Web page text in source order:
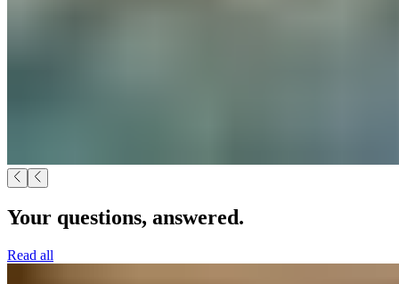
Your questions, answered.​​​​‌ ‍ ​‍​‍‌‍ ‌ ​‍‌‍‍‌‌‍‌ ‌‍‍‌‌‍ ‍​‍​‍​ ‍‍​‍​‍‌ ​ ‌‍​‌‌‍ ‍‌‍‍‌‌ ‌​‌ ‍‌​‍ ‍‌‍‍‌‌‍ ​‍​‍​‍ ​​‍​‍‌‍‍​‌ ​‍‌‍‌‌‌‍‌‍​‍​‍​ ‍‍​‍​‍‌‍‍​‌ ‌​‌ ‌​‌ ​​‌ ​ ​ ‍‍​‍ ​‍ ‌‍ ​​‍ ‌‌‍​‌‌‍ ‍‌‍‌​​‍ ‌‌ ​‍​‍ ‌‌‍‍​‌‍ ‌ ‌​‌‍‌‌‌‍ ​‌ ​ ​‍ ‌‌ ​ ‌ ‌​‌ ‌‌‌‍‌​‌‍‍‌‌‍ ​‍ ‍‌ ‌‍‌‍‌‌‌ ​‍‌‍​ ‌‍‌‌‌‍ ​​‍ ‍‌‍​‌‌ ​​‌ ​​​‍ ‌‍‍‌‌‍ ‍‌ ‌​‌‍‌‌‌‍ ‍‌ ‌​​‍ ‌‍‌‌‌‍‌​‌‍‍‌‌ ‌​​‍ ‌‍ ‌‌‍ ‌‍‌​‌‍‌‌​ ‌‌ ​​‌ ​‍‌‍‌‌‌ ​ ‌‍‌‌‌‍ ‍‌ ‌​‌‍​‌‌ ‌​‌‍‍‌‌‍ ‌‍ ‍​ ‍ ‌‍‍‌‌‍‌​​ ‌‌‍‌​​ ​​‌‍​ ​ ‍​​ ​​​ ​‌​ ‌ ​ ‌‌​‍ ‌​ ​‍​ ‍‌​ ‌‌​ ​ ​‍ ‌​ ‌​​ ​‍‌‍​‌​ ​‌​‍ ‌​ ‍‌​ ‌‌​ ‌‍​ ‌‌​‍ ‌​ ‌‍​ ‍​‌‍‌​​ ​‌​ ‍​‌‍​‍​ ‌‌‌‍‌‌‌‍‌‍​ ‌​​ ​ ‌‍​‍​ ‍ ‌ ‌​‌ ‍‌‌ ​​‌‍‌‌​ ‌‌‍‍​‌‍ ‌ ‌​‌‍‌‌‌‍ ​‌‌​ ‌‍‍‌‌ ‌​‌‍‌‌‌‌​​‌‍​‌‌‍‌ ‌‍‌‌​ ‍ ‌ ​​‌‍​‌‌ ‌​‌‍‍​​ ‌‌ ​​‌‍​‌‌‍‌ ‌‍‌‌‌​​‍‌ ‌‌‌‍‍‌‌‍ ​‌‍‌​‌‍‌‌‌ ​‍​‍‌‌​ ‌‌‌​​‍‌‌ ‌‍‍ ‌‍‌‌‌ ‍‌​‍‌‌​ ​ ‌​‌​​‍‌‌​ ​ ‌​‌​​‍‌‌​ ​‍​ ​‍‌‍​ ​ ​‍​ ​​​ ‌‍​ ‌‌​ ‌​​ ‌ ​ ‍‌​ ‍‌​ ‍‌​ ​​​ ‍​​‍‌‌​ ​‍​ ​‍​‍‌‌​ ‌‌‌​‌​​‍ ‍‌‍‍​‌‍‌‌‌‍​‌‌‍‌​‌‍‍‌‌‍ ‍‌‍‌ ​ ‌‍​‍‌‍​‌‌ ​ ‌‍‌‌‌‌‌‌‌ ​‍‌‍ ​​ ‌‌‍‍​‌ ‌​‌ ‌​‌ ​​‌ ​ ​‍‌‌​ ​ ‌​​‌​‍‌‌​ ​‍‌​‌‍​‍‌‌​ ​‍‌​‌‍‌‍ ​​‍ ‌‌‍​‌‌‍ ‍‌‍‌​​‍ ‌‌ ​‍​‍ ‌‌‍‍​‌‍ ‌ ‌​‌‍‌‌‌‍ ​‌ ​ ​‍ ‌‌ ​ ‌ ‌​‌ ‌‌‌‍‌​‌‍‍‌‌‍ ​‍ ‍‌ ‌‍‌‍‌‌‌ ​‍‌‍​ ‌‍‌‌‌‍ ​​‍ ‍‌‍​‌‌ ​​‌ ​​​‍‌‍‌‍‍‌‌‍‌​​ ‌‌‍‌​​ ​​‌‍​ ​ ‍​​ ​​​ ​‌​ ‌ ​ ‌‌​‍ ‌​ ​‍​ ‍‌​ ‌‌​ ​ ​‍ ‌​ ‌​​ ​‍‌‍​‌​ ​‌​‍ ‌​ ‍‌​ ‌‌​ ‌‍​ ‌‌​‍ ‌​ ‌‍​ ‍​‌‍‌​​ ​‌​ ‍​‌‍​‍​ ‌‌‌‍‌‌‌‍‌‍​ ‌​​ ​ ‌‍​‍​‍‌‍‌ ‌​‌ ‍‌‌ ​​‌‍‌‌​ ‌‌‍‍​‌‍ ‌ ‌​‌‍‌‌‌‍ ​‌‌​ ‌‍‍‌‌ ‌​‌‍‌‌‌‌​​‌‍​‌‌‍‌ ‌‍‌‌​‍‌‍‌ ​​‌‍​‌‌ ‌​‌‍‍​​ ‌‌ ​​‌‍​‌‌‍‌ ‌‍‌‌‌​​‍‌ ‌‌‌‍‍‌‌‍ ​‌‍‌​‌‍‌‌‌ ​‍​‍‌‌​ ‌‌‌​​‍‌‌ ‌‍‍ ‌‍‌‌‌ ‍‌​‍‌‌​ ​ ‌​‌​​‍‌‌​ ​ ‌​‌​​‍‌‌​ ​‍​ ​‍‌‍​ ​ ​‍​ ​​​ ‌‍​ ‌‌​ ‌​​ ‌ ​ ‍‌​ ‍‌​ ‍‌​ ​​​ ‍​​‍‌‌​ ​‍​ ​‍​‍‌‌​ ‌‌‌​‌​​‍ ‍‌‍‍​‌‍‌‌‌‍​‌‌‍‌​‌‍‍‌‌‍ ‍‌‍‌ ​‍‌‍‌ ​​‌‍‌‌‌ ​‍‌ ​ ‌ ​​‌‍‌‌‌‍​ ‌ ‌​‌‍‍‌‌ ‌‍‌‍‌‌​ ‌‌ ​​‌ ‌‌‌‍​‍‌‍ ​‌‍‍‌‌ ​ ‌‍‍​‌‍‌‌‌‍‌​​‍​‍‌ ‌
Read all​​​​‌ ‍ ​‍​‍‌‍ ‌ ​‍‌‍‍‌‌‍‌ ‌‍‍‌‌‍ ‍​‍​‍​ ‍‍​‍​‍‌ ​ ‌‍​‌‌‍ ‍‌‍‍‌‌ ‌​‌ ‍‌​‍ ‍‌‍‍‌‌‍ ​‍​‍​‍ ​​‍​‍‌‍‍​‌ ​‍‌‍‌‌‌‍‌‍​‍​‍​ ‍‍​‍​‍‌‍‍​‌ ‌​‌ ‌​‌ ​​‌ ​ ​ ‍‍​‍ ​‍ ‌‍ ​​‍ ‌‌‍​‌‌‍ ‍‌‍‌​​‍ ‌‌ ​‍​‍ ‌‌‍‍​‌‍ ‌ ‌​‌‍‌‌‌‍ ​‌ ​ ​‍ ‌‌ ​ ‌ ‌​‌ ‌‌‌‍‌​‌‍‍‌‌‍ ​‍ ‍‌ ‌‍‌‍‌‌‌ ​‍‌‍​ ‌‍‌‌‌‍ ​​‍ ‍‌‍​‌‌ ​​‌ ​​​‍ ‌‍‍‌‌‍ ‍‌ ‌​‌‍‌‌‌‍ ‍‌ ‌​​‍ ‌‍‌‌‌‍‌​‌‍‍‌‌ ‌​​‍ ‌‍ ‌‌‍ ‌‍‌​‌‍‌‌​ ‌‌ ​​‌ ​‍‌‍‌‌‌ ​ ‌‍‌‌‌‍ ‍‌ ‌​‌‍​‌‌ ‌​‌‍‍‌‌‍ ‌‍ ‍​ ‍ ‌‍‍‌‌‍‌​​ ‌‌‍‌​​ ​​‌‍​ ​ ‍​​ ​​​ ​‌​ ‌ ​ ‌‌​‍ ‌​ ​‍​ ‍‌​ ‌‌​ ​ ​‍ ‌​ ‌​​ ​‍‌‍​‌​ ​‌​‍ ‌​ ‍‌​ ‌‌​ ‌‍​ ‌‌​‍ ‌​ ‌‍​ ‍​‌‍‌​​ ​‌​ ‍​‌‍​‍​ ‌‌‌‍‌‌‌‍‌‍​ ‌​​ ​ ‌‍​‍​ ‍ ‌ ‌​‌ ‍‌‌ ​​‌‍‌‌​ ‌‌‍‍​‌‍ ‌ ‌​‌‍‌‌‌‍ ​‌‌​ ‌‍‍‌‌ ‌​‌‍‌‌‌‌​​‌‍​‌‌‍‌ ‌‍‌‌​ ‍ ‌ ​​‌‍​‌‌ ‌​‌‍‍​​ ‌‌ ​​‌‍​‌‌‍‌ ‌‍‌‌‌​​‍‌ ‌‌‌‍‍‌‌‍ ​‌‍‌​‌‍‌‌‌ ​‍​‍‌‌​ ‌‌‌​​‍‌‌ ‌‍‍ ‌‍‌‌‌ ‍‌​‍‌‌​ ​ ‌​‌​​‍‌‌​ ​ ‌​‌​​‍‌‌​ ​‍​ ​‍‌‍​ ​ ​‍​ ​​​ ‌‍​ ‌‌​ ‌​​ ‌ ​ ‍‌​ ‍‌​ ‍‌​ ​​​ ‍​​‍‌‌​ ​‍​ ​‍​‍‌‌​ ‌‌‌​‌​​‍ ‍‌ ​ ‌‍‌‌‌‍​ ‌‍ ‌‍ ‍‌‍‌​‌‍​‌‌ ​‍‌ ‍‌‌​​ ‌ ‌​‌‍​‌​‍ ‍‌‍ ​‌‍​‌‌‍​‍‌‍‌‌‌‍ ​​ ‌‍​‍‌‍​‌‌ ​ ‌‍‌‌‌‌‌‌‌ ​‍‌‍ ​​ ‌‌‍‍​‌ ‌​‌ ‌​‌ ​​‌ ​ ​‍‌‌​ ​ ‌​​‌​‍‌‌​ ​‍‌​‌‍​‍‌‌​ ​‍‌​‌‍‌‍ ​​‍ ‌‌‍​‌‌‍ ‍‌‍‌​​‍ ‌‌ ​‍​‍ ‌‌‍‍​‌‍ ‌ ‌​‌‍‌‌‌‍ ​‌ ​ ​‍ ‌‌ ​ ‌ ‌​‌ ‌‌‌‍‌​‌‍‍‌‌‍ ​‍ ‍‌ ‌‍‌‍‌‌‌ ​‍‌‍​ ‌‍‌‌‌‍ ​​‍ ‍‌‍​‌‌ ​​‌ ​​​‍‌‍‌‍‍‌‌‍‌​​ ‌‌‍‌​​ ​​‌‍​ ​ ‍​​ ​​​ ​‌​ ‌ ​ ‌‌​‍ ‌​ ​‍​ ‍‌​ ‌‌​ ​ ​‍ ‌​ ‌​​ ​‍‌‍​‌​ ​‌​‍ ‌​ ‍‌​ ‌‌​ ‌‍​ ‌‌​‍ ‌​ ‌‍​ ‍​‌‍‌​​ ​‌​ ‍​‌‍​‍​ ‌‌‌‍‌‌‌‍‌‍​ ‌​​ ​ ‌‍​‍​‍‌‍‌ ‌​‌ ‍‌‌ ​​‌‍‌‌​ ‌‌‍‍​‌‍ ‌ ‌​‌‍‌‌‌‍ ​‌‌​ ‌‍‍‌‌ ‌​‌‍‌‌‌‌​​‌‍​‌‌‍‌ ‌‍‌‌​‍‌‍‌ ​​‌‍​‌‌ ‌​‌‍‍​​ ‌‌ ​​‌‍​‌‌‍‌ ‌‍‌‌‌​​‍‌ ‌‌‌‍‍‌‌‍ ​‌‍‌​‌‍‌‌‌ ​‍​‍‌‌​ ‌‌‌​​‍‌‌ ‌‍‍ ‌‍‌‌‌ ‍‌​‍‌‌​ ​ ‌​‌​​‍‌‌​ ​ ‌​‌​​‍‌‌​ ​‍​ ​‍‌‍​ ​ ​‍​ ​​​ ‌‍​ ‌‌​ ‌​​ ‌ ​ ‍‌​ ‍‌​ ‍‌​ ​​​ ‍​​‍‌‌​ ​‍​ ​‍​‍‌‌​ ‌‌‌​‌​​‍ ‍‌ ​ ‌‍‌‌‌‍​ ‌‍ ‌‍ ‍‌‍‌​‌‍​‌‌ ​‍‌ ‍‌‌​​ ‌ ‌​‌‍​‌​‍ ‍‌‍ ​‌‍​‌‌‍​‍‌‍‌‌‌‍ ​​‍‌‍‌ ​​‌‍‌‌‌ ​‍‌ ​ ‌ ​​‌‍‌‌‌‍​ ‌ ‌​‌‍‍‌‌ ‌‍‌‍‌‌​ ‌‌ ​​‌ ‌‌‌‍​‍‌‍ ​‌‍‍‌‌ ​ ‌‍‍​‌‍‌‌‌‍‌​​‍​‍‌ ‌